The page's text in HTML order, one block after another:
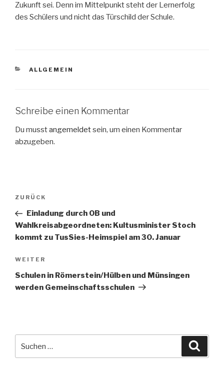
Zukunft sei. Denn im Mittelpunkt steht der Lernerfolg
des Schülers und nicht das Türschild der Schule.
KATEGORIEN
ALLGEMEIN
Schreibe einen Kommentar
Du musstangemeldetsein, um einen Kommentar
abzugeben.
Beitragsnavigation
Vorheriger
Beitrag
ZURÜCK
Einladung durch OB und
Wahlkreisabgeordneten: Kultusminister Stoch
kommt zu TusSies-Heimspiel am 30. Januar
Nächster
Beitrag
WEITER
Schulen in Römerstein/Hülben und Münsingen
werden Gemeinschaftsschulen
nach: